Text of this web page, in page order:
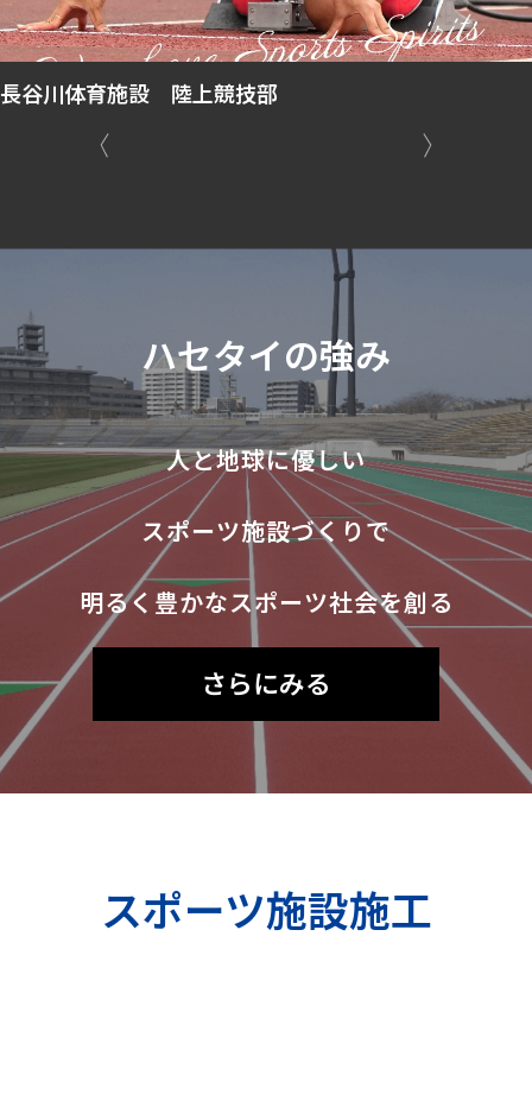
長谷川体育施設 陸上競技部
ハセタイの強み
人と地球に優しい
スポーツ施設づくりで
明るく豊かなスポーツ社会を創る
さらにみる
スポーツ施設施工